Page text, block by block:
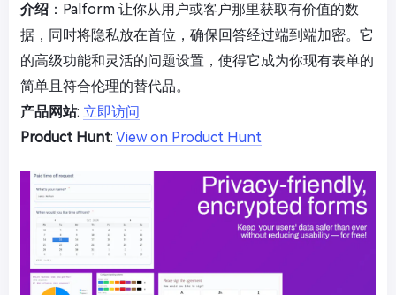
介绍 ：Palform 让你从用户或客户那里获取有价值的数
据，同时将隐私放在首位，确保回答经过端到端加密。它
的高级功能和灵活的问题设置，使得它成为你现有表单的
简单且符合伦理的替代品。
产品网站: 立即访问
Product Hunt: View on Product Hunt